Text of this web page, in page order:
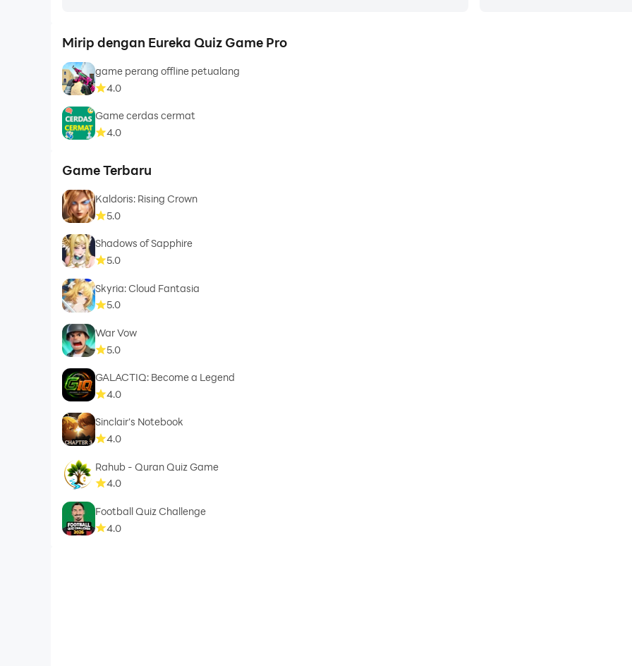
Mirip dengan Eureka Quiz Game Pro
game perang offline petualang
4.0
Game cerdas cermat
4.0
Game Terbaru
Kaldoris: Rising Crown
5.0
Shadows of Sapphire
5.0
Skyria: Cloud Fantasia
5.0
War Vow
5.0
GALACTIQ: Become a Legend
4.0
Sinclair's Notebook
4.0
Rahub - Quran Quiz Game
4.0
Football Quiz Challenge
4.0